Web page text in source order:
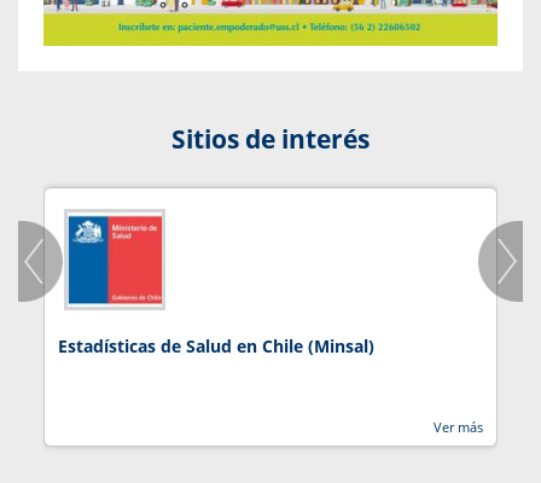
Sitios de interés
Estadísticas de Salud en Chile (Minsal)
Ver más